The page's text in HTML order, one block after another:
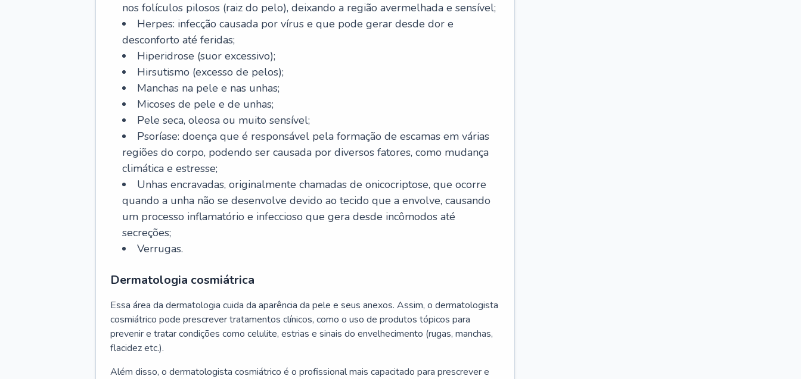
nos folículos pilosos (raiz do pelo), deixando a região avermelhada e sensível;
Herpes: infecção causada por vírus e que pode gerar desde dor e
desconforto até feridas;
Hiperidrose (suor excessivo);
Hirsutismo (excesso de pelos);
Manchas na pele e nas unhas;
Micoses de pele e de unhas;
Pele seca, oleosa ou muito sensível;
Psoríase: doença que é responsável pela formação de escamas em várias
regiões do corpo, podendo ser causada por diversos fatores, como mudança
climática e estresse;
Unhas encravadas, originalmente chamadas de onicocriptose, que ocorre
quando a unha não se desenvolve devido ao tecido que a envolve, causando
um processo inflamatório e infeccioso que gera desde incômodos até
secreções;
Verrugas.
Dermatologia cosmiátrica
Essa área da dermatologia cuida da aparência da pele e seus anexos. Assim, o dermatologista
cosmiátrico pode prescrever tratamentos clínicos, como o uso de produtos tópicos para
prevenir e tratar condições como celulite, estrias e sinais do envelhecimento (rugas, manchas,
flacidez etc.).
Além disso, o dermatologista cosmiátrico é o profissional mais capacitado para prescrever e